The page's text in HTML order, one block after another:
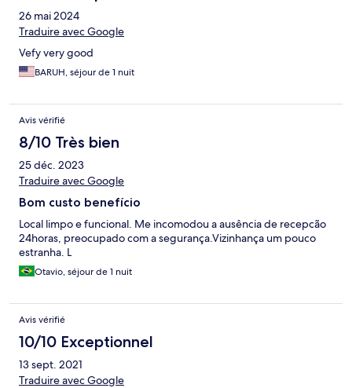
26 mai 2024
Traduire avec Google
Vefy very good
BARUH, séjour de 1 nuit
Avis vérifié
8/10 Très bien
25 déc. 2023
Traduire avec Google
Bom custo benefício
Local limpo e funcional. Me incomodou a ausência de recepcão
24horas, preocupado com a segurança.Vizinhança um pouco
estranha. L
Otavio, séjour de 1 nuit
Avis vérifié
10/10 Exceptionnel
13 sept. 2021
Traduire avec Google